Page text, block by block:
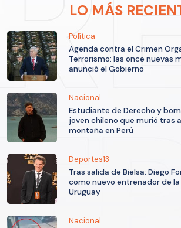
LO MÁS
Política
Agenda contra el Crimen
Terrorismo: las once nuevas
anunció el Gobierno
Nacional
Estudiante de Derecho y
joven chileno que murió tras
montaña en Perú
Deportes13
Tras salida de Bielsa: Diego
como nuevo entrenador de
Uruguay
Nacional